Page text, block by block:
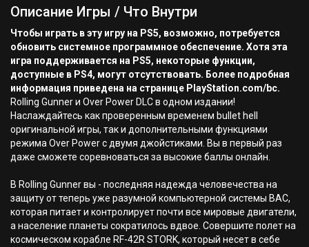
Описание Игры / Что Внутри
Чтобы играть в эту игру на PS5, возможно, потребуется
обновить системное программное обеспечение. Хотя эта
игра поддерживается на PS5, некоторые функции,
доступные в PS4, могут отсутствовать. Более подробная
информация приведена на странице PlayStation.com/bc.
Rolling Gunner и Over Power DLC в одном издании!
Наслаждайтесь как проверенным временем bullet hell
оригинальной игры, так и дополнительными функциями
режима Over Power с двумя джойстиками. Вы в первый раз
даже сможете соревноваться за высокие баллы онлайн.
В Rolling Gunner вы - последняя надежда человечества на
защиту от теперь уже разумной компьютерной системы BAC,
которая питает и контролирует почти все мировые двигатели,
а население планеты сократилось вдвое. Совершите полет на
космическом корабле RF-42R STORK, который несет в себе